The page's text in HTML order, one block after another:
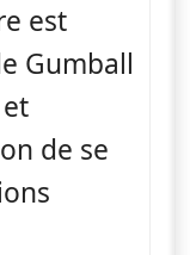
est
Gumball
de se